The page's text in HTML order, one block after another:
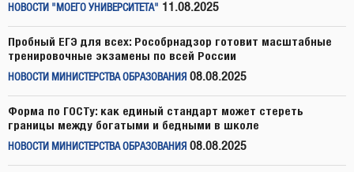
НОВОСТИ "МОЕГО УНИВЕРСИТЕТА" 11.08.2025
Пробный ЕГЭ для всех: Рособрнадзор готовит масштабные
тренировочные экзамены по всей России
НОВОСТИ МИНИСТЕРСТВА ОБРАЗОВАНИЯ 08.08.2025
Форма по ГОСТу: как единый стандарт может стереть
границы между богатыми и бедными в школе
НОВОСТИ МИНИСТЕРСТВА ОБРАЗОВАНИЯ 08.08.2025